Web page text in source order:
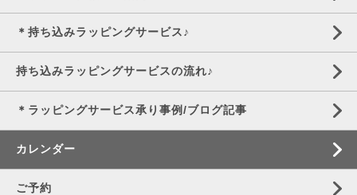
＊持ち込みラッピングサービス♪
持ち込みラッピングサービスの流れ♪
＊ラッピングサービス承り事例/ブログ記事
カレンダー
ご予約